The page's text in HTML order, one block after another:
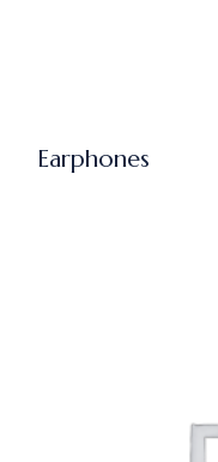
Earphones